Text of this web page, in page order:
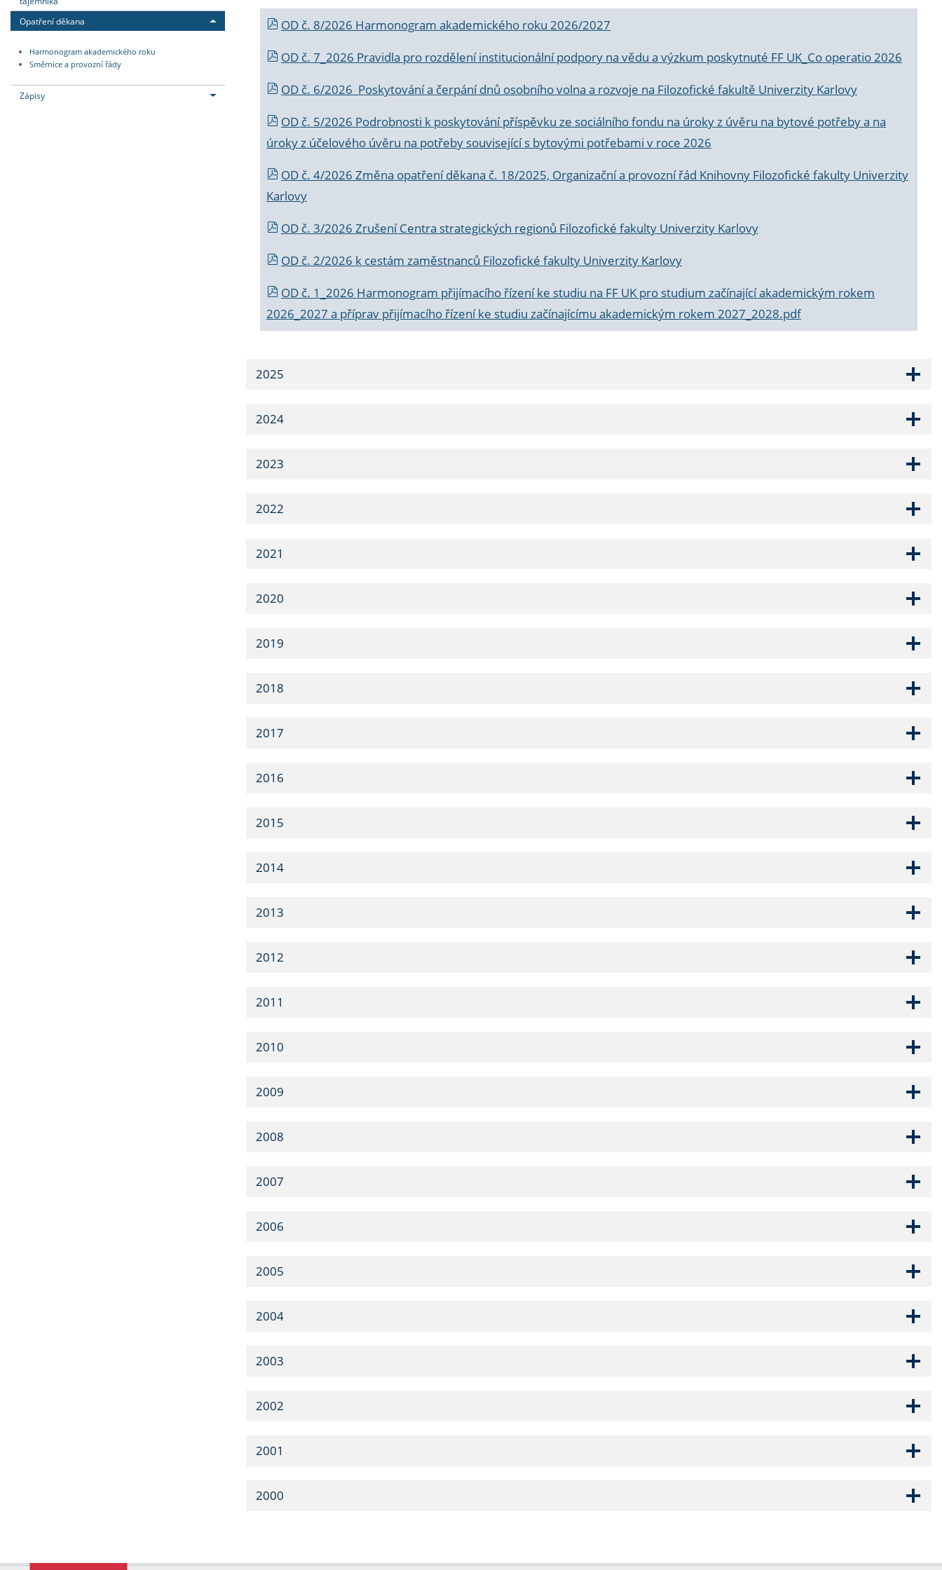
Opatření děkana
Harmonogram akademického roku
Směrnice a provozní řády
Zápisy
OD č. 8/2026 Harmonogram akademického roku 2026/2027
OD č. 7_2026 Pravidla pro rozdělení institucionální podpory na vědu a výzkum poskytnuté FF UK_Co operatio 2026
OD č. 6/2026 Poskytování a čerpání dnů osobního volna a rozvoje na Filozofické fakultě Univerzity Karlovy
OD č. 5/2026 Podrobnosti k poskytování příspěvku ze sociálního fondu na úroky z úvěru na bytové potřeby a na
úroky z účelového úvěru na potřeby související s bytovými potřebami v roce 2026
OD č. 4/2026 Změna opatření děkana č. 18/2025, Organizační a provozní řád Knihovny Filozofické fakulty Univerzity
Karlovy
OD č. 3/2026 Zrušení Centra strategických regionů Filozofické fakulty Univerzity Karlovy
OD č. 2/2026 k cestám zaměstnanců Filozofické fakulty Univerzity Karlovy
OD č. 1_2026 Harmonogram přijímacího řízení ke studiu na FF UK pro studium začínající akademickým rokem
2026_2027 a příprav přijímacího řízení ke studiu začínajícímu akademickým rokem 2027_2028.pdf
2025
2024
2023
2022
2021
2020
2019
2018
2017
2016
2015
2014
2013
2012
2011
2010
2009
2008
2007
2006
2005
2004
2003
2002
2001
2000